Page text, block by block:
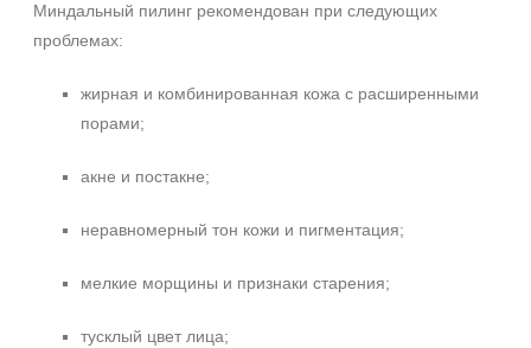
Миндальный пилинг рекомендован при следующих
проблемах:
жирная и комбинированная кожа с расширенными
порами;
акне и постакне;
неравномерный тон кожи и пигментация;
мелкие морщины и признаки старения;
тусклый цвет лица;